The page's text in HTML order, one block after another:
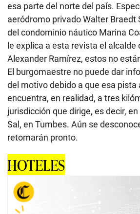
esa parte del norte del país.
aeródromo privado Walter Braedt
del condominio náutico Marina
le explica a esta revista el
Alexander Ramírez, estos no
El burgomaestre no puede dar
del motivo debido a que esa pista
encuentra, en realidad, a tres
jurisdicción que dirige, es decir,
Sal, en Tumbes. Aún se
retomarán pronto.
HOTELES